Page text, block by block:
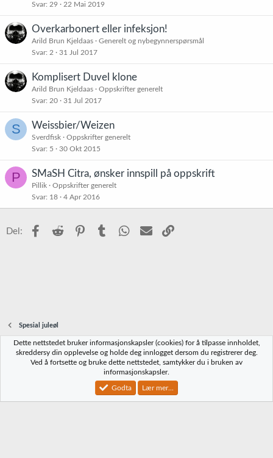
Svar 29 22 Mai 2019
Overkarbonert eller infeksjon!
Arild Brun Kjeldaas
Generelt og nybegynnerspørsmål
Svar 2 31 Jul 2017
Komplisert Duvel klone
Arild Brun Kjeldaas
Oppskrifter generelt
Svar 20 31 Jul 2017
S Weissbier/Weizen
Sverdfisk
Oppskrifter generelt
Svar 5 30 Okt 2015
P SMaSH Citra, ønsker innspill på oppskrift
Pillik
Oppskrifter generelt
Svar 18 4 Apr 2016
Del: Facebook
Reddit PinterestTumblr WhatsApp
E-post
Spesial juleøl
Norbrygg-default
Vilkår og regler Personvernregler
Community platform by XenForo® © 2010-2023 XenForo Ltd.
Dette nettstedet bruker informasjonskapsler (cookies) for å tilpasse innholdet,
skreddersy din opplevelse og holde deg innlogget dersom du registrerer deg.
Ved å fortsette og bruke dette nettstedet, samtykker du i bruken av
informasjonskapsler.
Godta Lær mer...